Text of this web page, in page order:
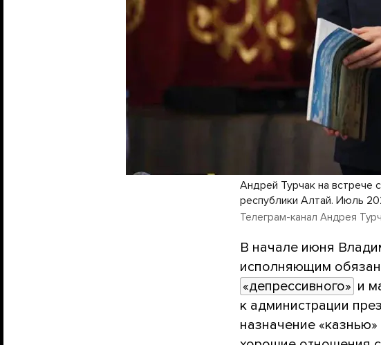
Андрей Турчак на встрече
республики Алтай. Июль
Телеграм-канал Андрея
В начале июня
исполняющим
«депрессивного» и
к администрации
назначение